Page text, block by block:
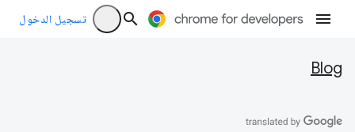
تسجيل الدخول
Blog